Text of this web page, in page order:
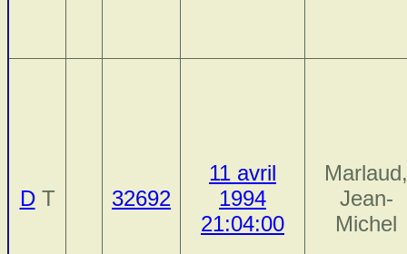
DT 32692
11 avril
1994
21:04:00
Marlaud,
Jean-
Michel